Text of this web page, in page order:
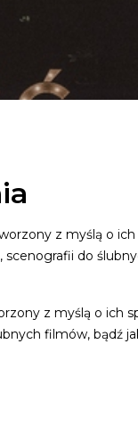
z myślą o ich
do
z myślą o ich
filmów, bądź